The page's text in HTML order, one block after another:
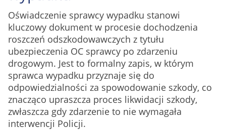
Oświadczenie sprawcy wypadku stanowi
kluczowy dokument w procesie dochodzenia
roszczeń odszkodowawczych z tytułu
ubezpieczenia OC sprawcy po zdarzeniu
drogowym. Jest to formalny zapis, w którym
sprawca wypadku przyznaje się do
odpowiedzialności za spowodowanie szkody, co
znacząco upraszcza proces likwidacji szkody,
zwłaszcza gdy zdarzenie to nie wymagała
interwencji Policji.